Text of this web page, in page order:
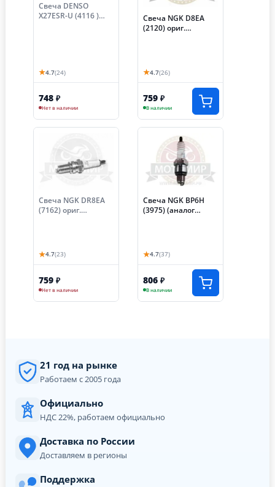
Свеча DENSO
X27ESR-U (4116 )
★4.7(24)
748 ₽
Нет в наличии
Свеча NGK D8EА
(2120) ориг.
★4.7(26)
759 ₽
В наличии
Свеча NGK DR8EА
(7162) ориг.
★4.7(23)
759 ₽
Нет в наличии
Свеча NGK BP6H
(3975) (аналог
★4.7(37)
806 ₽
В наличии
21 год на рынке
Работаем с 2005 года
Официально
НДС 22%, работаем официально
Доставка по России
Доставляем в регионы
Поддержка